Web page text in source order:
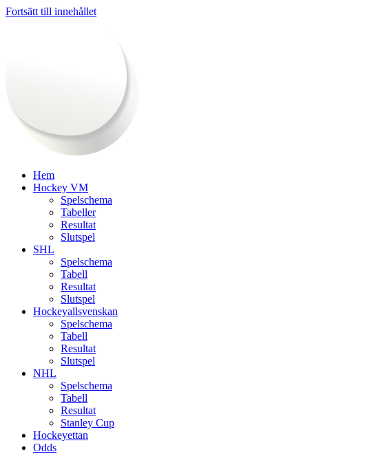
Fortsätt till innehållet
Hem
Hockey VM
Spelschema
Tabeller
Resultat
Slutspel
SHL
Spelschema
Tabell
Resultat
Slutspel
Hockeyallsvenskan
Spelschema
Tabell
Resultat
Slutspel
NHL
Spelschema
Tabell
Resultat
Stanley Cup
Hockeyettan
Odds